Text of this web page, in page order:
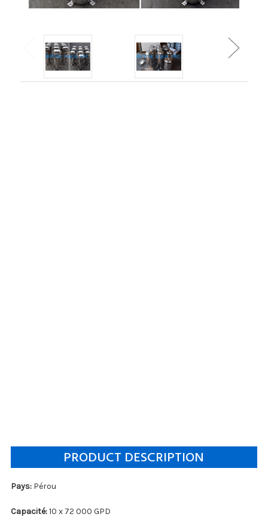
PRODUCT DESCRIPTION
Pays:Pérou
Capacité:10 x 72 000 GPD